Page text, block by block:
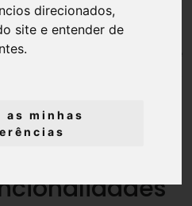
direcionados,
site e entender de
as minhas
centraliza, para cada
recebidas
como do sistema -
e de alertas, reports